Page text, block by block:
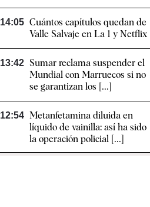
14:05 Cuántos capítulos quedan de
Valle Salvaje en La 1 y Netflix
13:42 Sumar reclama suspender el
Mundial con Marruecos si no
se garantizan los [...]
12:54 Metanfetamina diluida en
líquido de vainilla: así ha sido
la operación policial [...]